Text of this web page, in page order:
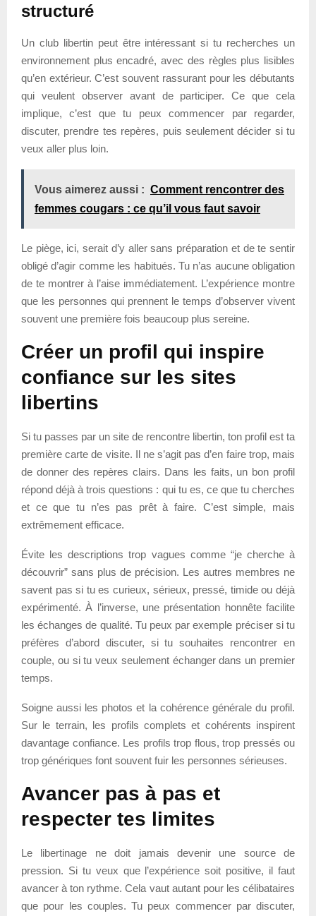
structuré
Un club libertin peut être intéressant si tu recherches un
environnement plus encadré, avec des règles plus lisibles
qu’en extérieur. C’est souvent rassurant pour les débutants
qui veulent observer avant de participer. Ce que cela
implique, c’est que tu peux commencer par regarder,
discuter, prendre tes repères, puis seulement décider si tu
veux aller plus loin.
Vous aimerez aussi : Comment rencontrer des
femmes cougars : ce qu’il vous faut savoir
Le piège, ici, serait d’y aller sans préparation et de te sentir
obligé d’agir comme les habitués. Tu n’as aucune obligation
de te montrer à l’aise immédiatement. L’expérience montre
que les personnes qui prennent le temps d’observer vivent
souvent une première fois beaucoup plus sereine.
Créer un profil qui inspire
confiance sur les sites
libertins
Si tu passes par un site de rencontre libertin, ton profil est ta
première carte de visite. Il ne s’agit pas d’en faire trop, mais
de donner des repères clairs. Dans les faits, un bon profil
répond déjà à trois questions : qui tu es, ce que tu cherches
et ce que tu n’es pas prêt à faire. C’est simple, mais
extrêmement efficace.
Évite les descriptions trop vagues comme “je cherche à
découvrir” sans plus de précision. Les autres membres ne
savent pas si tu es curieux, sérieux, pressé, timide ou déjà
expérimenté. À l’inverse, une présentation honnête facilite
les échanges de qualité. Tu peux par exemple préciser si tu
préfères d’abord discuter, si tu souhaites rencontrer en
couple, ou si tu veux seulement échanger dans un premier
temps.
Soigne aussi les photos et la cohérence générale du profil.
Sur le terrain, les profils complets et cohérents inspirent
davantage confiance. Les profils trop flous, trop pressés ou
trop génériques font souvent fuir les personnes sérieuses.
Avancer pas à pas et
respecter tes limites
Le libertinage ne doit jamais devenir une source de
pression. Si tu veux que l’expérience soit positive, il faut
avancer à ton rythme. Cela vaut autant pour les célibataires
que pour les couples. Tu peux commencer par discuter,